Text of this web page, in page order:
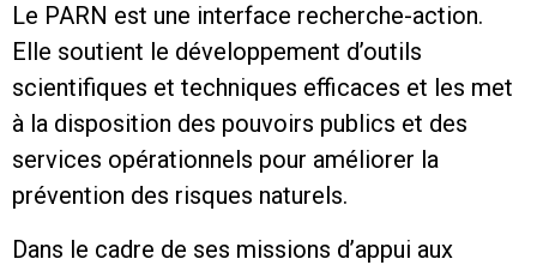
Le PARN est une interface recherche-action.
Elle soutient le développement d’outils
scientifiques et techniques efficaces et les met
à la disposition des pouvoirs publics et des
services opérationnels pour améliorer la
prévention des risques naturels.
Dans le cadre de ses missions d’appui aux